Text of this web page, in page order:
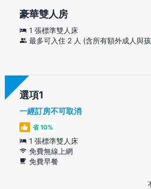
豪華雙人房
1 張標準雙人床
最多可入住 2 人 (含所有額外成人與
選項
一經訂房不可取消
省 10%
1 張標準雙人床
免費無線上網
免費早餐